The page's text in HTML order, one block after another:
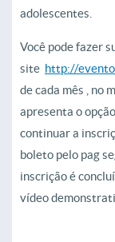
adolescentes.
Você pode fazer
site http://
de cada mês , no
apresenta o
continuar a
boleto pelo pag
inscrição é
vídeo